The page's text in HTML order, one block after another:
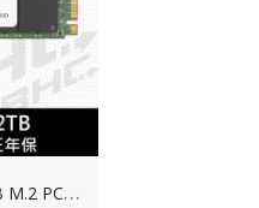
美
光 MICRON E100 2TB M.2 PCIE Gen4(讀:5000M/寫4500M)【五年】